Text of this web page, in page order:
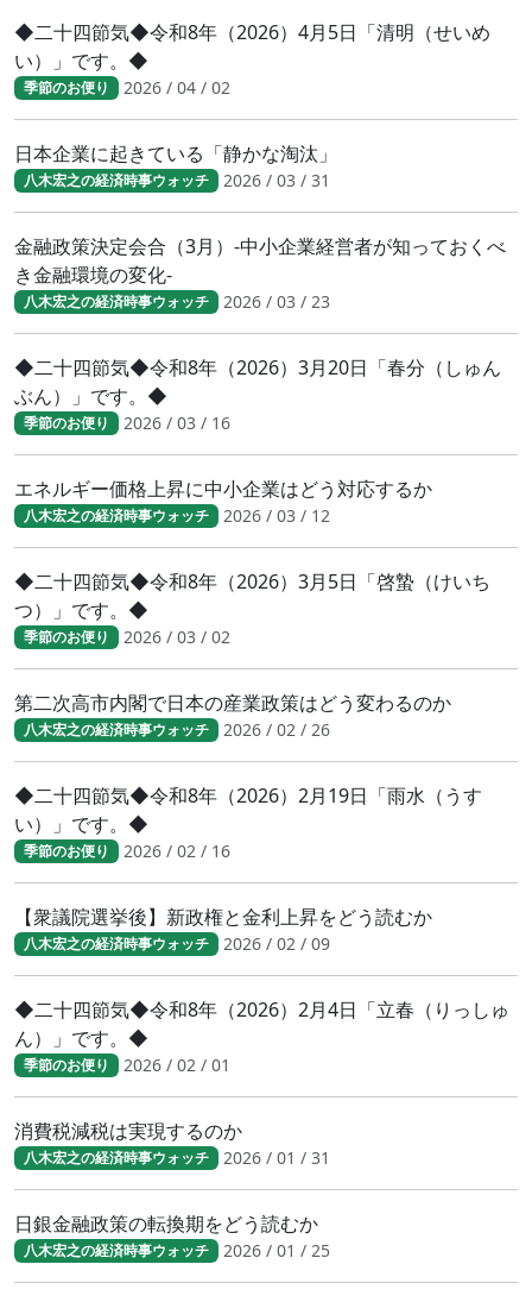
◆二十四節気◆令和8年（2026）4月5日「清明（せいめ
い）」です。◆
季節のお便り 2026 / 04 / 02
日本企業に起きている「静かな淘汰」
八木宏之の経済時事ウォッチ 2026 / 03 / 31
金融政策決定会合（3月）-中小企業経営者が知っておくべ
き金融環境の変化-
八木宏之の経済時事ウォッチ 2026 / 03 / 23
◆二十四節気◆令和8年（2026）3月20日「春分（しゅん
ぶん）」です。◆
季節のお便り 2026 / 03 / 16
エネルギー価格上昇に中小企業はどう対応するか
八木宏之の経済時事ウォッチ 2026 / 03 / 12
◆二十四節気◆令和8年（2026）3月5日「啓蟄（けいち
つ）」です。◆
季節のお便り 2026 / 03 / 02
第二次高市内閣で日本の産業政策はどう変わるのか
八木宏之の経済時事ウォッチ 2026 / 02 / 26
◆二十四節気◆令和8年（2026）2月19日「雨水（うす
い）」です。◆
季節のお便り 2026 / 02 / 16
【衆議院選挙後】新政権と金利上昇をどう読むか
八木宏之の経済時事ウォッチ 2026 / 02 / 09
◆二十四節気◆令和8年（2026）2月4日「立春（りっしゅ
ん）」です。◆
季節のお便り 2026 / 02 / 01
消費税減税は実現するのか
八木宏之の経済時事ウォッチ 2026 / 01 / 31
日銀金融政策の転換期をどう読むか
八木宏之の経済時事ウォッチ 2026 / 01 / 25